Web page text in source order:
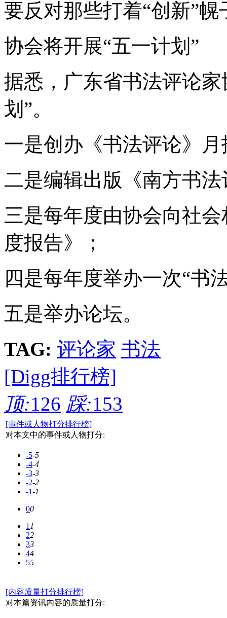
要反对那些打着“创新”
协会将开展“五一计划”
据悉，广东省书法评论
划”。
一是创办《书法评论》月
二是编辑出版《南方书
三是每年度由协会向社
度报告》；
四是每年度举办一次“书
五是举办论坛。
TAG: 评论家 书法
[Digg排行榜]
顶:126 踩:153
[事件或人物打分排行榜]
对本文中的事件或人物打分:
-5-5
-4-4
-3-3
-2-2
-1-1
00
11
22
33
44
55
[内容质量打分排行榜]
对本篇资讯内容的质量打分: